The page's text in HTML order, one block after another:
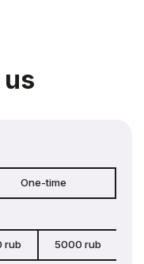
One-time
rub 5000 rub